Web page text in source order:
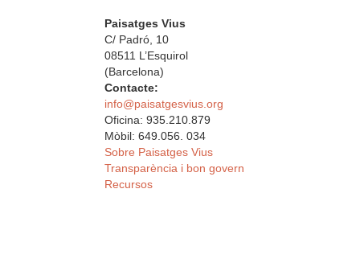
Paisatges Vius
C/ Padró, 10
08511 L’Esquirol
(Barcelona)
Contacte:
info@paisatgesvius.org
Oficina: 935.210.879
Mòbil: 649.056. 034
Sobre Paisatges Vius
Transparència i bon govern
Recursos